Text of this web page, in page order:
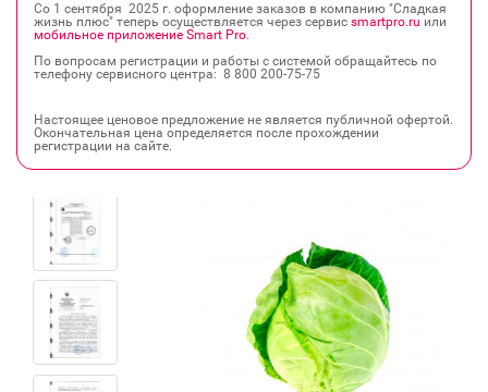
Со 1 сентября 2025 г. оформление заказов в компанию "Сладкая
жизнь плюс" теперь осуществляется через сервис smartpro.ru или
мобильное приложение Smart Pro.
По вопросам регистрации и работы с системой обращайтесь по
телефону сервисного центра: 8 800 200‐75‐75
Настоящее ценовое предложение не является публичной офертой.
Окончательная цена определяется после прохождении
регистрации на сайте.